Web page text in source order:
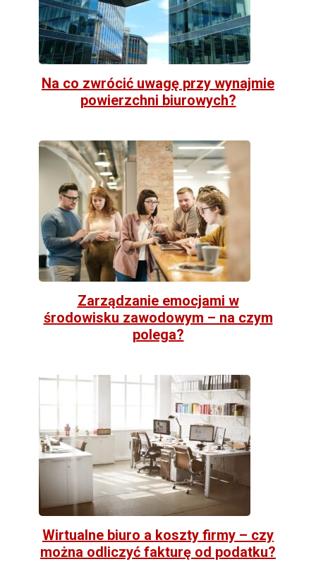
Na co zwrócić uwagę przy wynajmie
powierzchni biurowych?
Zarządzanie emocjami w
środowisku zawodowym – na czym
polega?
Wirtualne biuro a koszty firmy – czy
można odliczyć fakturę od podatku?